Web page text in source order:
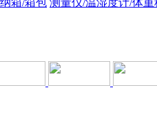
箱/箱包 测量仪/温湿度计/体重